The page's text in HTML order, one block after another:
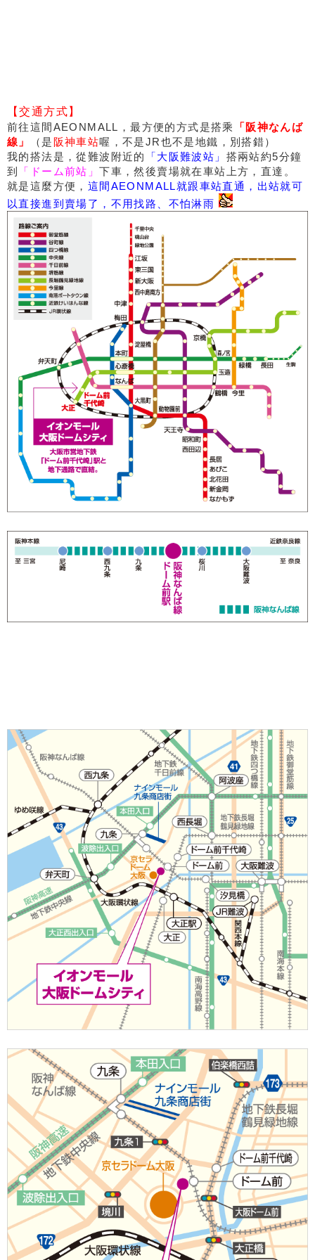
【交通方式】
前往這間AEONMALL，最方便的方式是搭乘
「阪神なんば
線」
（是 阪神車站喔，不是JR也不是地鐵，別搭錯）
我的搭法是，從難波附近的
「大阪難波站」 搭兩站約5分鐘
到
「ドーム前站」下車，然後賣場就在車站上方，直達。
就是這麼方便， 這間AEONMALL就跟車站直通，出站就可
以直接進到賣場了，不用找路、不怕淋雨